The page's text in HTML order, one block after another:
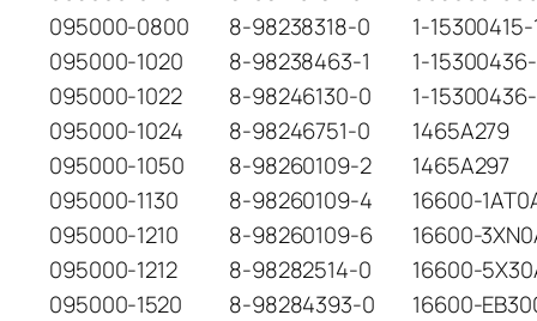
095000-0800
8-98238318-0
1-15300415-
095000-1020
8-98238463-1
1-
095000-1022
8-98246130-0
1-
095000-1024
8-98246751-0
1465A279
095000-1050
8-98260109-2
1465A297
095000-1130
8-98260109-4
16600-
095000-1210
8-98260109-6
16600-
095000-1212
8-98282514-0
16600-
095000-1520
8-98284393-0
16600-